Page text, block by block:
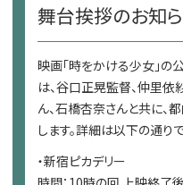
舞台挨拶のお知
映画「時をかける少女」
は、谷口正晃監督、仲里依
ん、石橋杏奈さんと共に
します。詳細は以下の通りで
・新宿ピカデリー